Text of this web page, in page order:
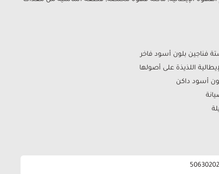
فناجين بلون أسود فاخر
اللذيذة على أصولها
أسود داكن